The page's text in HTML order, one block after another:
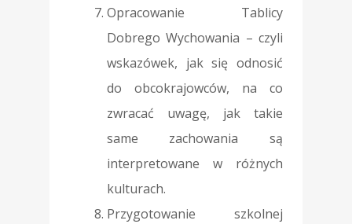
Opracowanie Tablicy
Dobrego Wychowania – czyli
wskazówek, jak się odnosić
do obcokrajowców, na co
zwracać uwagę, jak takie
same zachowania są
interpretowane w różnych
kulturach.
Przygotowanie szkolnej